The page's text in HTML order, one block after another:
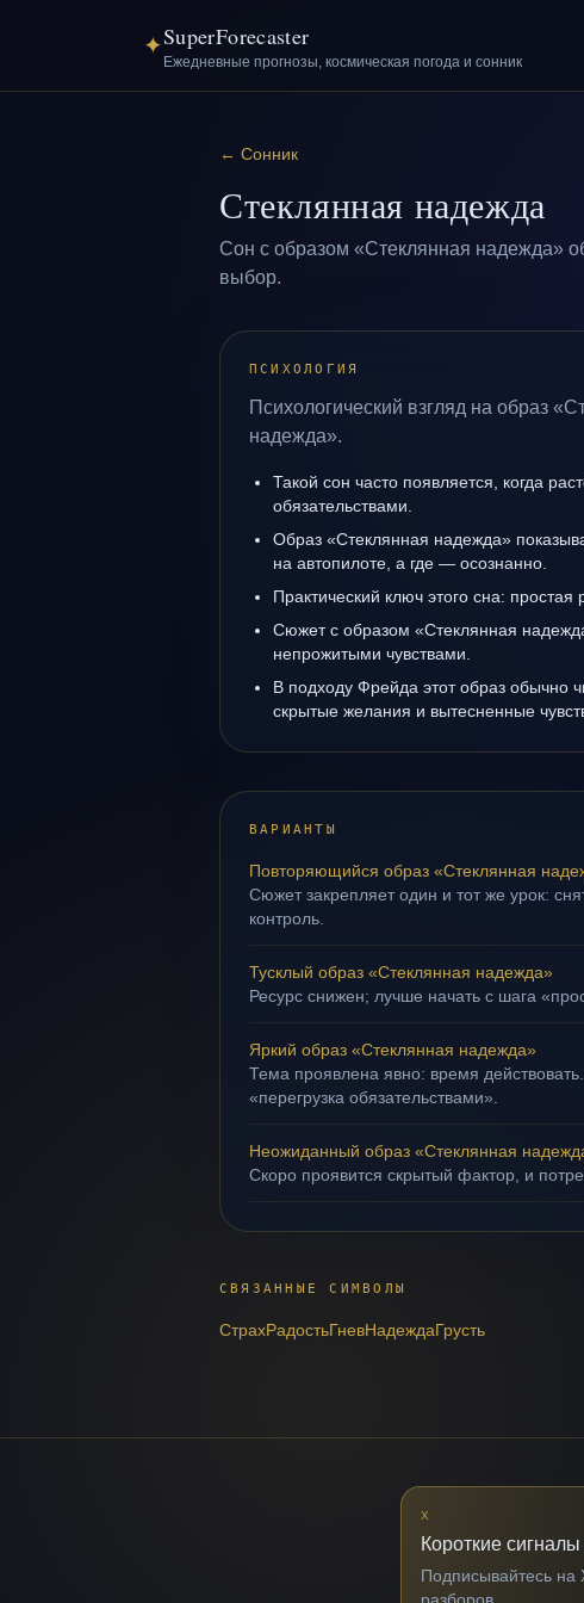
✦SuperForecaster
Ежедневные прогнозы, космическая погода и сонник
← Сонник
Стеклянная надежда
Сон с образом «Стеклянная надежда»
выбор.
ПСИХОЛОГИЯ
Психологический взгляд на образ
надежда».
Такой сон часто появляется, когда
обязательствами.
Образ «Стеклянная надежда»
на автопилоте, а где — осознанно.
Практический ключ этого сна: простая
Сюжет с образом «Стеклянная
непрожитыми чувствами.
В подходу Фрейда этот образ обычно
скрытые желания и вытесненные
ВАРИАНТЫ
Повторяющийся образ «Стеклянная
Сюжет закрепляет один и тот же урок:
контроль.
Тусклый образ «Стеклянная надежда»
Ресурс снижен; лучше начать с шага
Яркий образ «Стеклянная надежда»
Тема проявлена явно: время
«перегрузка обязательствами».
Неожиданный образ «Стеклянная
Скоро проявится скрытый фактор, и
СВЯЗАННЫЕ СИМВОЛЫ
СтрахРадостьГневНадеждаГрусть
X
Короткие
Подписывайтесь на